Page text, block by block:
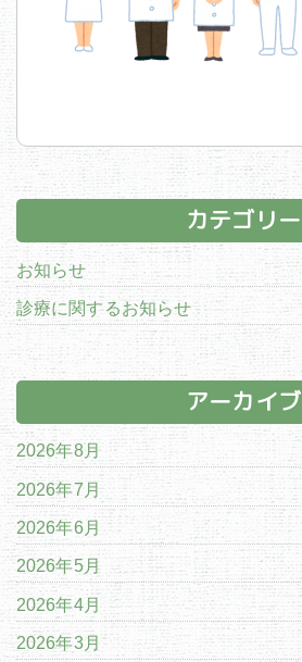
カテゴリー
お知らせ
診療に関するお知らせ
アーカイブ
2026年8月
2026年7月
2026年6月
2026年5月
2026年4月
2026年3月